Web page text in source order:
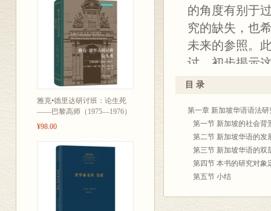
雅克•德里达研讨班：论生死
——巴黎高师（1975—1976）
¥98.00
的角度有别于
究的缺失，也
未来的参照。
讨，初步揭示
目 录
第一章 新加坡华语语法研
第一节 新加坡的社会背
第二节 新加坡华语的发
第三节 新加坡华语的双
第四节 本书的研究对象
第五节 小结